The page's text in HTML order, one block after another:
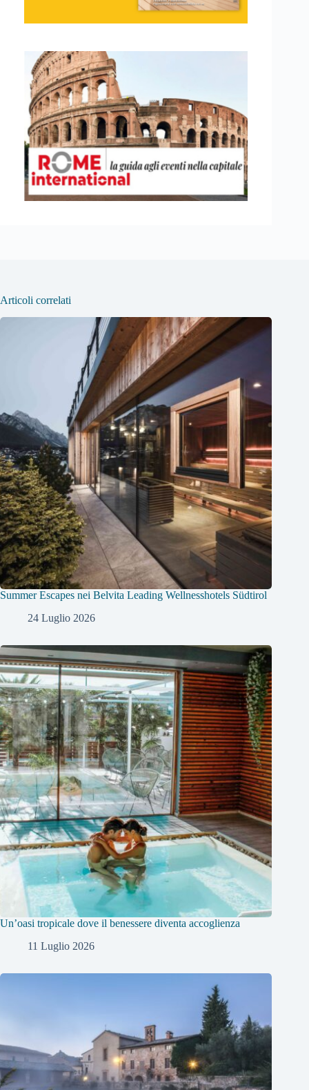
Articoli correlati
Summer Escapes nei Belvita Leading Wellnesshotels Südtirol
24 Luglio 2026
Un’oasi tropicale dove il benessere diventa accoglienza
11 Luglio 2026